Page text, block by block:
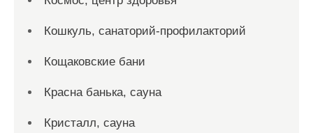
Кошкуль, санаторий-профилакторий
Кощаковские бани
Красна банька, сауна
Кристалл, сауна